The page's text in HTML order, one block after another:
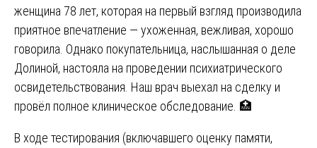
женщина 78 лет, которая на первый взгляд производила
приятное впечатление — ухоженная, вежливая, хорошо
говорила. Однако покупательница, наслышанная о деле
Долиной, настояла на проведении психиатрического
освидетельствования. Наш врач выехал на сделку и
провёл полное клиническое обследование. 🏥
В ходе тестирования (включавшего оценку памяти,